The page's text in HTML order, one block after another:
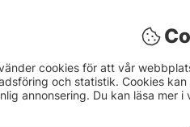
5
cookies för att vår
och statistik. Cookies
annonsering. Du kan läsa mer i